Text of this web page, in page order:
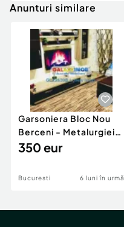
Anunturi similare
Garsoniera Bloc Nou
Berceni - Metalurgiei
Park - Postalionul
350 eur
Bucuresti 6 luni în urmă